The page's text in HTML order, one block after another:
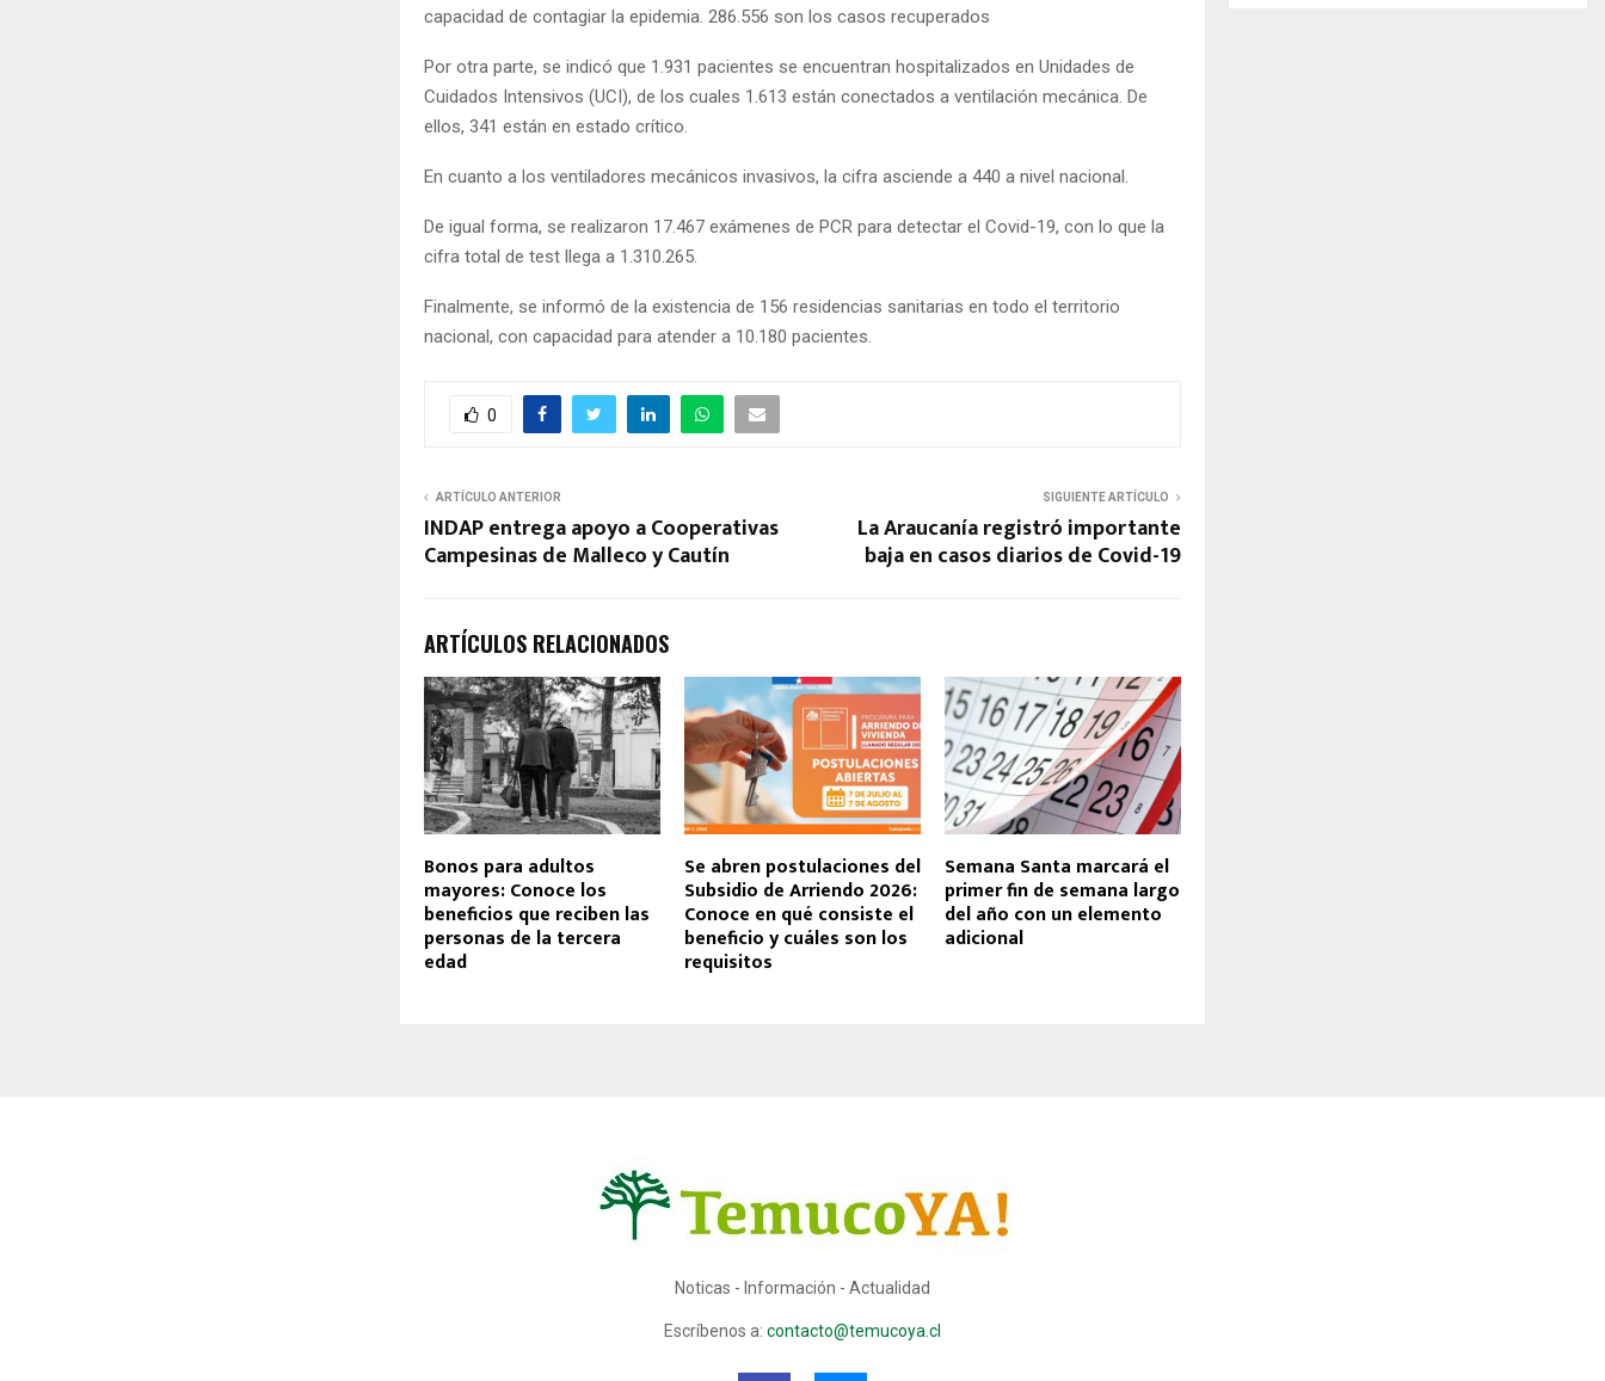
capacidad de contagiar la epidemia. 286.556 son los casos recuperados
Por otra parte, se indicó que 1.931 pacientes se encuentran hospitalizados en Unidades de
Cuidados Intensivos (UCI), de los cuales 1.613 están conectados a ventilación mecánica. De
ellos, 341 están en estado crítico.
En cuanto a los ventiladores mecánicos invasivos, la cifra asciende a 440 a nivel nacional.
De igual forma, se realizaron 17.467 exámenes de PCR para detectar el Covid-19, con lo que la
cifra total de test llega a 1.310.265.
Finalmente, se informó de la existencia de 156 residencias sanitarias en todo el territorio
nacional, con capacidad para atender a 10.180 pacientes.
0
ARTÍCULO ANTERIOR
INDAP entrega apoyo a Cooperativas
Campesinas de Malleco y Cautín
SIGUIENTE ARTÍCULO
La Araucanía registró importante
baja en casos diarios de Covid-19
ARTÍCULOS RELACIONADOS
Bonos para adultos
mayores: Conoce los
beneficios que reciben las
personas de la tercera
edad
Se abren postulaciones del
Subsidio de Arriendo 2026:
Conoce en qué consiste el
beneficio y cuáles son los
requisitos
Semana Santa marcará el
primer fin de semana largo
del año con un elemento
adicional
Noticas - Información - Actualidad
Escríbenos a: contacto@temucoya.cl